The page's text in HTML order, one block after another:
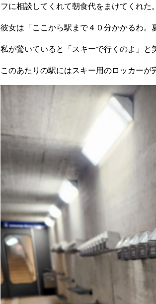
フに相談してくれて朝食代をまけてくれた
彼女は「ここから駅まで４０分かかるわ
私が驚いていると「スキーで行くのよ」と
このあたりの駅にはスキー用のロッカーが